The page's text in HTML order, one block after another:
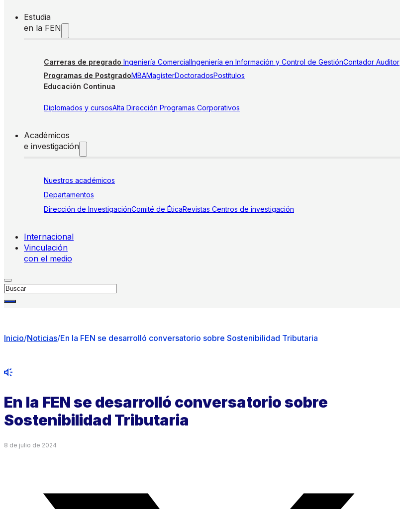
Estudia
en la FEN
Carreras de pregrado Ingeniería ComercialIngeniería en Información y Control de GestiónContador Auditor
Programas de PostgradoMBAMagísterDoctoradosPostítulos
Educación Continua
Diplomados y cursosAlta Dirección Programas Corporativos
Académicos
e investigación
Nuestros académicos
Departamentos
Dirección de InvestigaciónComité de ÉticaRevistas Centros de investigación
Internacional
Vinculación
con el medio
Buscar
Inicio/Noticias/En la FEN se desarrolló conversatorio sobre Sostenibilidad Tributaria
En la FEN se desarrolló conversatorio sobre
Sostenibilidad Tributaria
8 de julio de 2024